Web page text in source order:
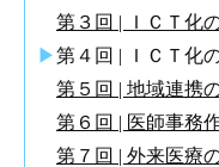
第３回 | ＩＣＴ化
▶第４回 | ＩＣＴ化
第５回 | 地域連携
第６回 | 医師事務
第７回 | 外来医療